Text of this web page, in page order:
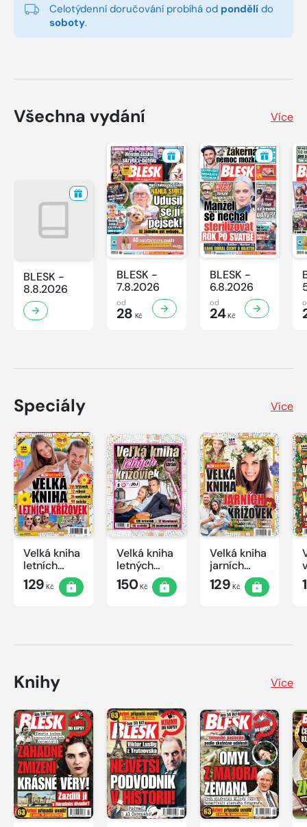
Celotýdenní doručování probíhá od pondělí do
soboty.
Všechna vydání Více
BLESK -
8.8.2026
BLESK -
7.8.2026
od
28 Kč
BLESK -
6.8.2026
od
24Kč
Speciály Více
Velká kniha
letních
křížovek
2026
129 Kč
Velká kniha
letných
krížoviek s
TV JOJ
150Kč
Velká kniha
jarních
křížovek
2026
129 Kč
Knihy Více